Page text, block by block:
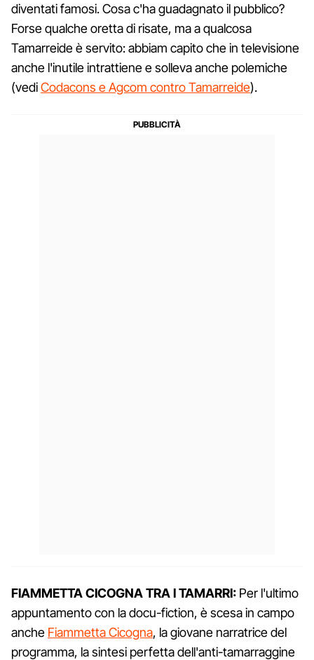
diventati famosi. Cosa c'ha guadagnato il pubblico?
Forse qualche oretta di risate, ma a qualcosa
Tamarreide è servito: abbiam capito che in televisione
anche l'inutile intrattiene e solleva anche polemiche
(vediCodacons e Agcom contro Tamarreide).
FIAMMETTA CICOGNA TRA I TAMARRI: Per l'ultimo
appuntamento con la docu-fiction, è scesa in campo
anche Fiammetta Cicogna, la giovane narratrice del
programma, la sintesi perfetta dell'anti-tamarraggine